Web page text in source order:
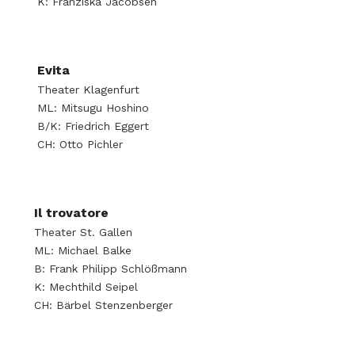
Evita
Theater Klagenfurt
ML: Mitsugu Hoshino
B/K: Friedrich Eggert
CH: Otto Pichler
Il trovatore
Theater St. Gallen
ML: Michael Balke
B: Frank Philipp Schlößmann
K: Mechthild Seipel
CH: Bärbel Stenzenberger